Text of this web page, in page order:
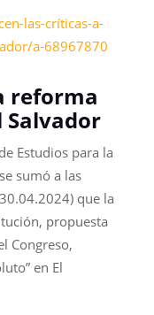
las-críticas-a-
a-68967870
reforma
Salvador
Estudios para la
sumó a las
que la
propuesta
Congreso,
en El